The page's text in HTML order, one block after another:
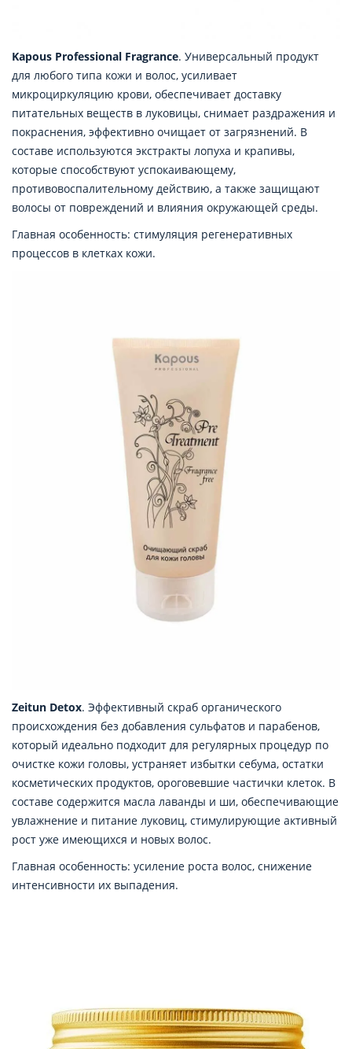
Kapous Professional Fragrance. Универсальный продукт
для любого типа кожи и волос, усиливает
микроциркуляцию крови, обеспечивает доставку
питательных веществ в луковицы, снимает раздражения и
покраснения, эффективно очищает от загрязнений. В
составе используются экстракты лопуха и крапивы,
которые способствуют успокаивающему,
противовоспалительному действию, а также защищают
волосы от повреждений и влияния окружающей среды.
Главная особенность: стимуляция регенеративных
процессов в клетках кожи.
Zeitun Detox. Эффективный скраб органического
происхождения без добавления сульфатов и парабенов,
который идеально подходит для регулярных процедур по
очистке кожи головы, устраняет избытки себума, остатки
косметических продуктов, ороговевшие частички клеток. В
составе содержится масла лаванды и ши, обеспечивающие
увлажнение и питание луковиц, стимулирующие активный
рост уже имеющихся и новых волос.
Главная особенность: усиление роста волос, снижение
интенсивности их выпадения.